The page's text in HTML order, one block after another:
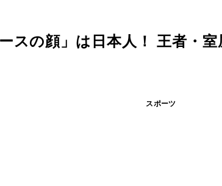
スの顔」は日本人！ 王者・
スポーツ